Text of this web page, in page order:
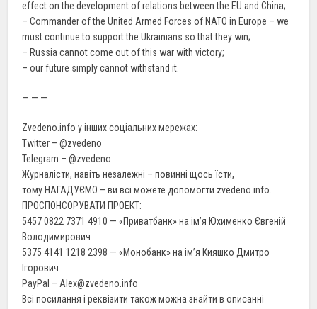
effect on the development of relations between the EU and China;
– Commander of the United Armed Forces of NATO in Europe – we
must continue to support the Ukrainians so that they win;
– Russia cannot come out of this war with victory;
– our future simply cannot withstand it.
— — —
Zvedeno.info у інших соціальних мережах:
Twitter – @zvedeno
Telegram – @zvedeno
Журналісти, навіть незалежні – повинні щось їсти,
тому НАГАДУЄМО – ви всі можете допомогти zvedeno.info.
ПРОСПОНСОРУВАТИ ПРОЕКТ:
5457 0822 7371 4910 — «Приватбанк» на ім’я Юхименко Євгеній
Володимирович
5375 4141 1218 2398 — «Монобанк» на ім’я Кияшко Дмитро
Ігорович
PayPal – Alex@zvedeno.info
Всі посилання і реквізити також можна знайти в описанні